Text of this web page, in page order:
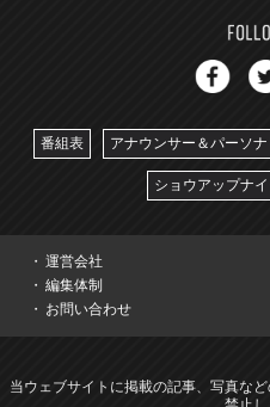
番組表 アナウンサー＆パーソ
ショウアップナ
運営会社
編集体制
お問い合わせ
当ウェブサイトに掲載の記事、写真な